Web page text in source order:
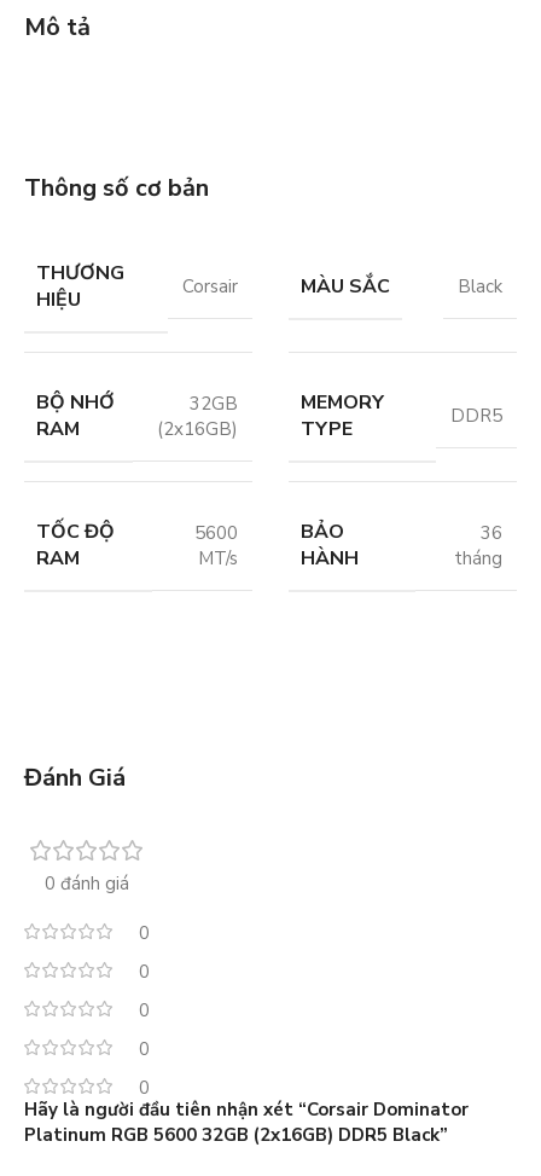
Mô tả
Thông số cơ bản
THƯƠNG
HIỆU
Corsair MÀU SẮC Black
BỘ NHỚ
RAM
32GB
(2x16GB)
MEMORY
TYPE
DDR5
TỐC ĐỘ
RAM
5600
MT/s
BẢO
HÀNH
36
tháng
Đánh Giá
0 đánh giá
0
0
0
0
0
Hãy là người đầu tiên nhận xét “Corsair Dominator
Platinum RGB 5600 32GB (2x16GB) DDR5 Black”